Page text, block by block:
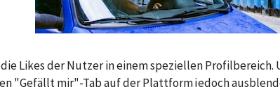
Likes der Nutzer in einem speziellen
"Gefällt mir"-Tab auf der Plattform jedoch